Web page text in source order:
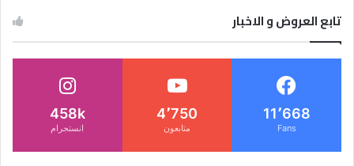
تابع العروض و الاخبار
11٬668
Fans
4٬750
متابعون
458k
انستجرام